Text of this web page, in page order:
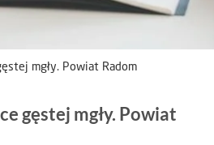
mgły. Powiat Radom
gęstej mgły. Powiat